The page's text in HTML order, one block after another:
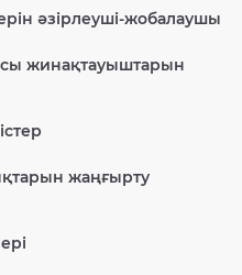
әзірлеуші-жобалаушы
жинақтауыштарын
жаңғырту